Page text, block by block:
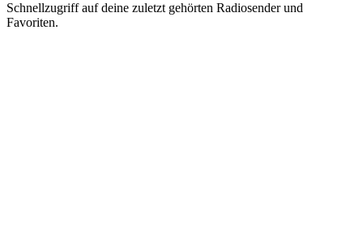
Schnellzugriff auf deine zuletzt gehörten Radiosender und
Favoriten.